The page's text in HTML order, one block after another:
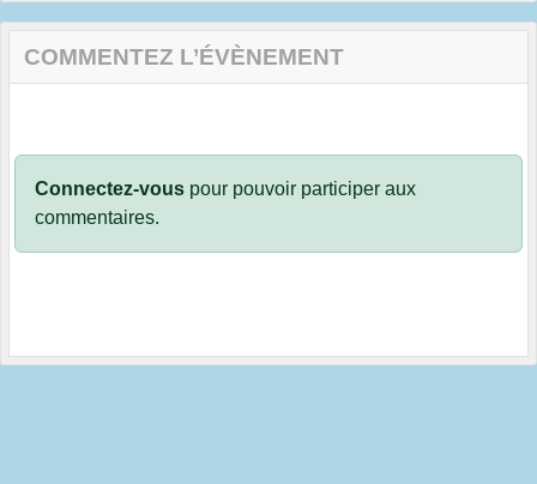
COMMENTEZ L’ÉVÈNEMENT
Connectez-vous pour pouvoir participer aux
commentaires.